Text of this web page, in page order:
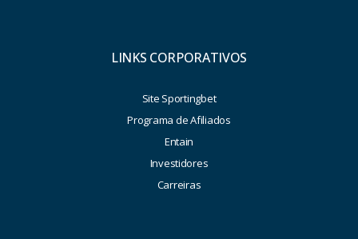
LINKS CORPORATIVOS
Site Sportingbet
Programa de Afiliados
Entain
Investidores
Carreiras